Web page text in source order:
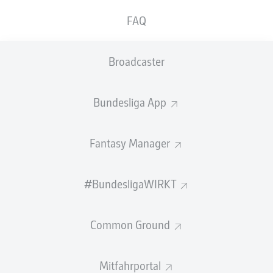
FAQ
Broadcaster
Bundesliga App
Fantasy Manager
#BundesligaWIRKT
Common Ground
Mitfahrportal
SCHÜSSE